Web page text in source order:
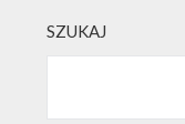
SZUKAJ